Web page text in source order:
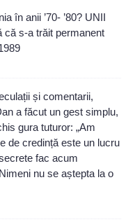
în anii ’70- ’80? UNII
că s-a trăit permanent
și comentarii,
a făcut un gest simplu,
gura tuturor: „Am
de credință este un lucru
fac acum
nu se aștepta la o